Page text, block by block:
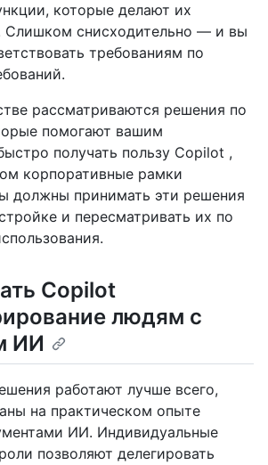
которые делают их
Слишком снисходительно — и вы
требованиям по
рассматриваются решения по
помогают вашим
получать пользу Copilot ,
корпоративные рамки
должны принимать эти решения
и пересматривать их по
Copilot
людям с
ИИ
работают лучше всего,
на практическом опыте
ИИ. Индивидуальные
позволяют делегировать